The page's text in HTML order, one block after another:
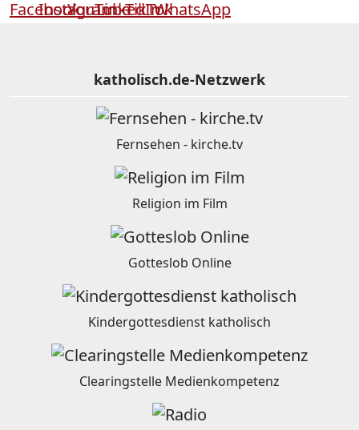
katholisch.de-Netzwerk
Fernsehen - kirche.tv
Religion im Film
Gotteslob Online
Kindergottesdienst katholisch
Clearingstelle Medienkompetenz